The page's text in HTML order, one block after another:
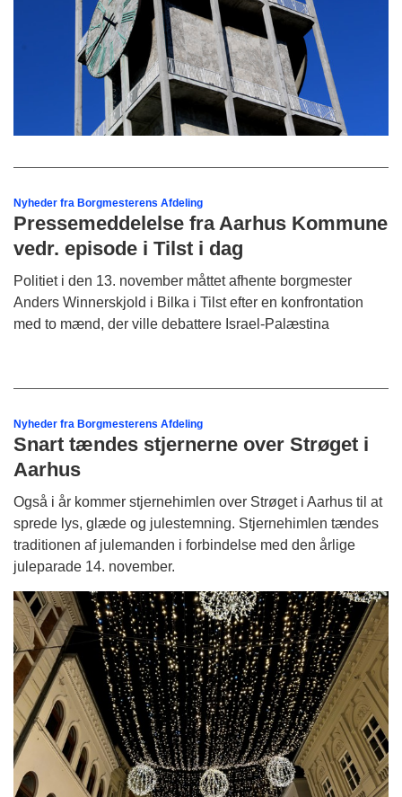
Nyheder fra Borgmesterens Afdeling
Pressemeddelelse fra Aarhus Kommune
vedr. episode i Tilst i dag
Politiet i den 13. november måttet afhente borgmester
Anders Winnerskjold i Bilka i Tilst efter en konfrontation
med to mænd, der ville debattere Israel-Palæstina
Nyheder fra Borgmesterens Afdeling
Snart tændes stjernerne over Strøget i
Aarhus
Også i år kommer stjernehimlen over Strøget i Aarhus til at
sprede lys, glæde og julestemning. Stjernehimlen tændes
traditionen af julemanden i forbindelse med den årlige
juleparade 14. november.